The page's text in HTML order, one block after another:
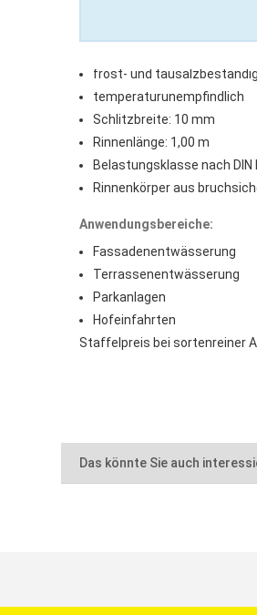
Schlitzrinnenaufsatz für
Verbindung mittels Nut-
frost- und tausalzbeständig
temperaturunempfindlich
Schlitzbreite: 10 mm
Rinnenlänge: 1,00 m
Belastungsklasse nach DIN
Rinnenkörper aus
Anwendungsbereiche:
Fassadenentwässerung
Terrassenentwässerung
Parkanlagen
Hofeinfahrten
Staffelpreis bei sortenreiner
Das könnte Sie auch